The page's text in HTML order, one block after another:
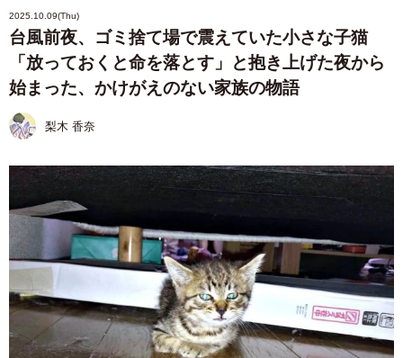
2025.10.09(Thu)
台風前夜、ゴミ捨て場で震えていた小さな子猫
「放っておくと命を落とす」と抱き上げた夜から
始まった、かけがえのない家族の物語
梨木 香奈